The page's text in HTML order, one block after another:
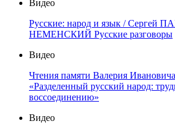
Видео
Русские: народ и язык / Сергей
НЕМЕНСКИЙ Русские разговоры
Видео
Чтения памяти Валерия
«Разделенный русский народ:
воссоединению»
Видео